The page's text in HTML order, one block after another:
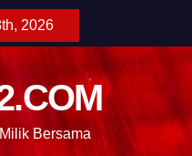
2026
Bersama